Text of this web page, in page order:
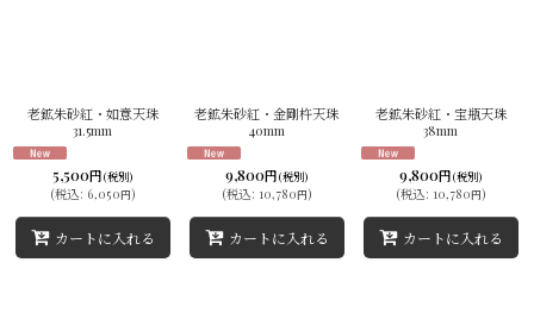
老鉱朱砂紅・如意天珠
31.5mm
5,500円 (税別)
(税込: 6,050円)
カートに入れる
老鉱朱砂紅・金剛杵天珠
40mm
9,800円 (税別)
(税込: 10,780円)
カートに入れる
老鉱朱砂紅・宝瓶天珠
38mm
9,800円 (税別)
(税込: 10,780円)
カートに入れる